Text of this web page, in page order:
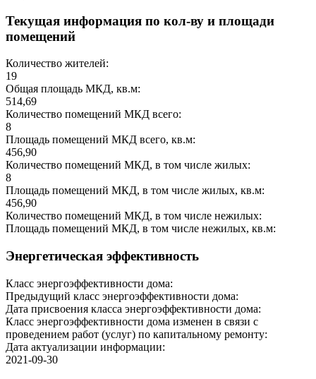
Текущая информация по кол-ву и площади
помещений
Количество жителей:
19
Общая площадь МКД, кв.м:
514,69
Количество помещений МКД всего:
8
Площадь помещений МКД всего, кв.м:
456,90
Количество помещений МКД, в том числе жилых:
8
Площадь помещений МКД, в том числе жилых, кв.м:
456,90
Количество помещений МКД, в том числе нежилых:
Площадь помещений МКД, в том числе нежилых, кв.м:
Энергетическая эффективность
Класс энергоэффективности дома:
Предыдущий класс энергоэффективности дома:
Дата присвоения класса энергоэффективности дома:
Класс энергоэффективности дома изменен в связи с
проведением работ (услуг) по капитальному ремонту:
Дата актуализации информации:
2021-09-30